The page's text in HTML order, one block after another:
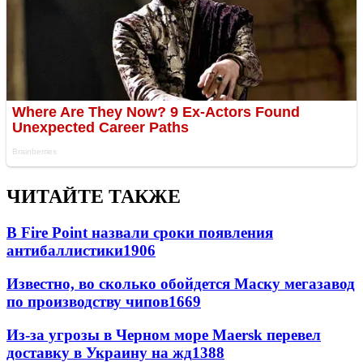
ЧИТАЙТЕ ТАКЖЕ
В Fire Point назвали сроки появления
антибаллистики1906
Известно, во сколько обойдется Маску мегазавод
по производству чипов1669
Из-за угрозы в Черном море Maersk перевел
доставку в Украину на жд1388